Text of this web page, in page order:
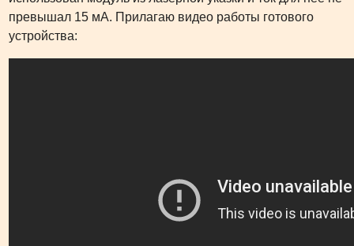
превышал 15 мА. Прилагаю видео работы готового
устройства: